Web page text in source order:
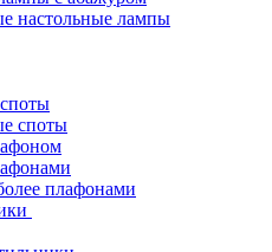
настольные лампы
споты
плафонами